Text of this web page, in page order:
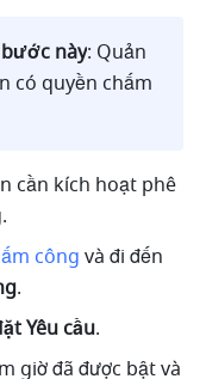
này: Quản
có quyền chấm
cần kích hoạt phê
công
.
Yêu cầu.